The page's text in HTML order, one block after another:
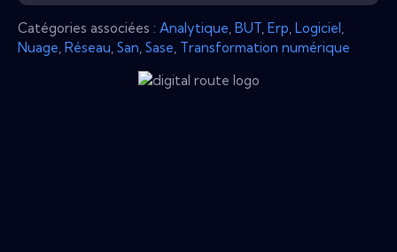
Catégories associées : Analytique BUT Erp Logiciel
Nuage Réseau San Sase Transformation numérique